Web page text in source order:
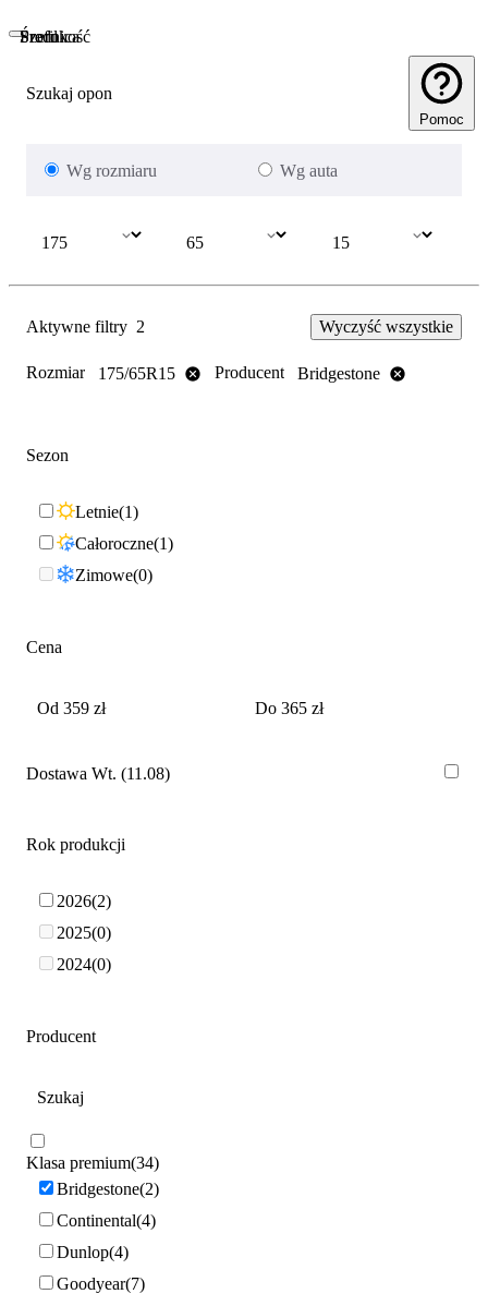
Szukaj opon
Pomoc
Wg rozmiaru Wg auta
Szerokość
Profil
Średnica
Aktywne filtry 2 Wyczyść wszystkie
Rozmiar 175/65R15 Producent Bridgestone
Sezon
Letnie 1
Całoroczne 1
Zimowe 0
Cena
Dostawa Wt. (11.08)
Rok produkcji
2026 2
2025 0
2024 0
Producent
Klasa premium 34
Bridgestone 2
Continental 4
Dunlop 4
Goodyear 7